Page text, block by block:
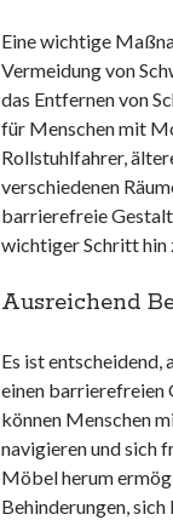
Eine wichtige
Vermeidung von
das Entfernen von
für Menschen mit
Rollstuhlfahrer,
verschiedenen
barrierefreie
wichtiger Schritt hin
Ausreichend
Es ist entscheidend,
einen barrierefreien
können Menschen
navigieren und sich
Möbel herum
Behinderungen,